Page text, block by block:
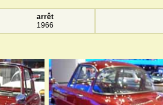
arrêt
1966